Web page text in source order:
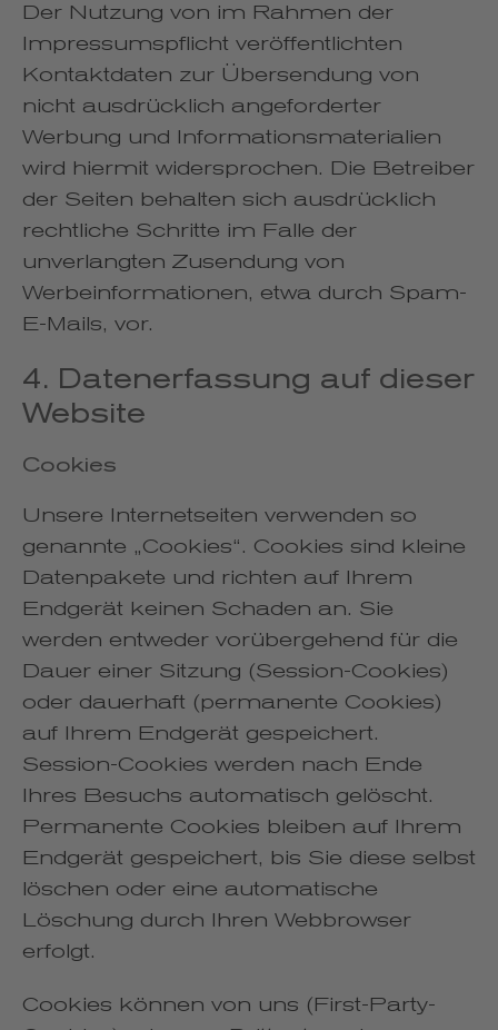
Der Nutzung von im Rahmen der
Impressumspflicht veröffentlichten
Kontaktdaten zur Übersendung von
nicht ausdrücklich angeforderter
Werbung und Informationsmaterialien
wird hiermit widersprochen. Die Betreiber
der Seiten behalten sich ausdrücklich
rechtliche Schritte im Falle der
unverlangten Zusendung von
Werbeinformationen, etwa durch Spam-
E-Mails, vor.
4. Datenerfassung auf dieser
Website
Cookies
Unsere Internetseiten verwenden so
genannte „Cookies“. Cookies sind kleine
Datenpakete und richten auf Ihrem
Endgerät keinen Schaden an. Sie
werden entweder vorübergehend für die
Dauer einer Sitzung (Session-Cookies)
oder dauerhaft (permanente Cookies)
auf Ihrem Endgerät gespeichert.
Session-Cookies werden nach Ende
Ihres Besuchs automatisch gelöscht.
Permanente Cookies bleiben auf Ihrem
Endgerät gespeichert, bis Sie diese selbst
löschen oder eine automatische
Löschung durch Ihren Webbrowser
erfolgt.
Cookies können von uns (First-Party-